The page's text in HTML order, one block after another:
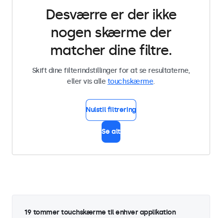
Desværre er der ikke
nogen skærme der
matcher dine filtre.
Skift dine filterindstillinger for at se resultaterne,
eller vis alle touchskærme.
Nulstil filtrering
Se alt
19 tommer touchskærme til enhver applikation